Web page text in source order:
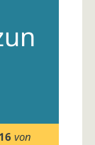
von